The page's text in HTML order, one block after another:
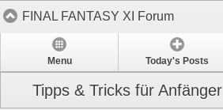
FINAL FANTASY XI Forum
Menu Today's Posts
Tipps & Tricks für Anfänger